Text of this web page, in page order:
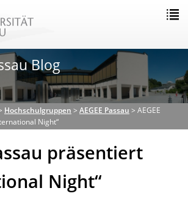
Blog
Hochschulgruppen > AEGEE Passau > AEGEE
Night“
präsentiert
Night“